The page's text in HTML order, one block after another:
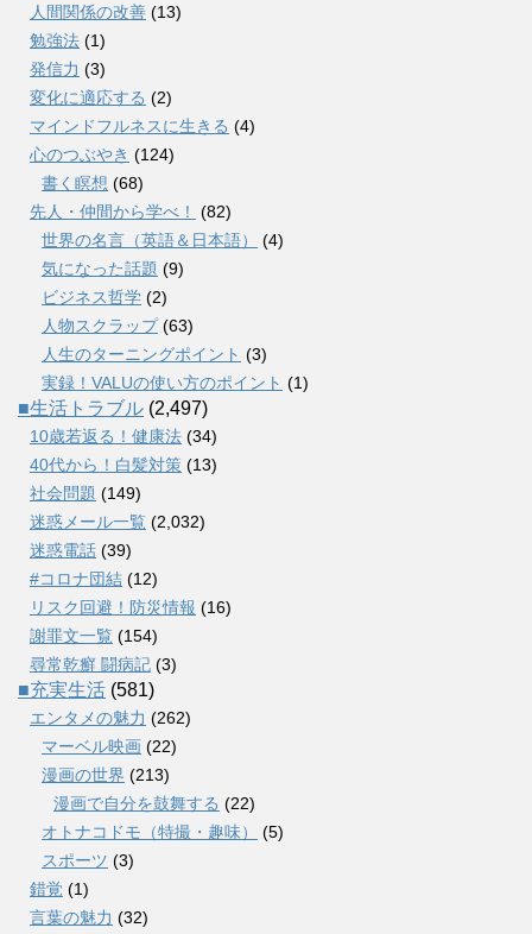
人間関係の改善 (13)
勉強法 (1)
発信力 (3)
変化に適応する (2)
マインドフルネスに生きる (4)
心のつぶやき (124)
書く瞑想 (68)
先人・仲間から学べ！
(82)
世界の名言（英語＆日本語）
(4)
気になった話題 (9)
ビジネス哲学 (2)
人物スクラップ(63)
人生のターニングポイント (3)
実録！VALUの使い方のポイント (1)
■生活トラブル (2,497)
10歳若返る！健康法 (34)
40代から！白髪対策 (13)
社会問題 (149)
迷惑メール一覧 (2,032)
迷惑電話 (39)
#コロナ団結 (12)
リスク回避！防災情報 (16)
謝罪文一覧 (154)
尋常乾癬 闘病記 (3)
■充実生活 (581)
エンタメの魅力 (262)
マーベル映画 (22)
漫画の世界 (213)
漫画で自分を鼓舞する (22)
オトナコドモ（特撮・趣味）
(5)
スポーツ (3)
錯覚 (1)
言葉の魅力 (32)